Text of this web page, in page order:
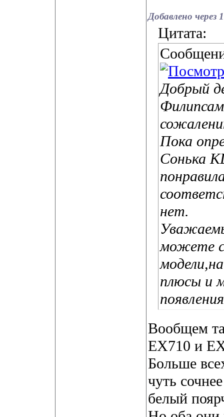
Добавлено через
Цитата:
Добрый
Пока
Сонька
нет.
можете
плюсы и
Вообщем
EX710 и
Больше
чуть
белый